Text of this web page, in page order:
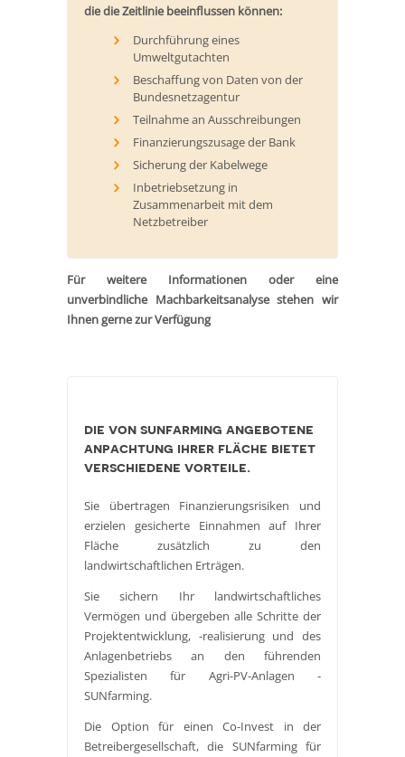
die die Zeitlinie beeinflussen können:
Durchführung eines
Umweltgutachten
Beschaffung von Daten von der
Bundesnetzagentur
Teilnahme an Ausschreibungen
Finanzierungszusage der Bank
Sicherung der Kabelwege
Inbetriebsetzung in
Zusammenarbeit mit dem
Netzbetreiber
Für weitere Informationen oder eine
unverbindliche Machbarkeitsanalyse stehen wir
Ihnen gerne zur Verfügung
die von sunfarming angebotene
anpachtung ihrer fläche bietet
verschiedene vorteile.
Sie übertragen Finanzierungsrisiken und
erzielen gesicherte Einnahmen auf Ihrer
Fläche zusätzlich zu den
landwirtschaftlichen Erträgen.
Sie sichern Ihr landwirtschaftliches
Vermögen und übergeben alle Schritte der
Projektentwicklung, -realisierung und des
Anlagenbetriebs an den führenden
Spezialisten für Agri-PV-Anlagen -
SUNfarming.
Die Option für einen Co-Invest in der
Betreibergesellschaft, die SUNfarming für